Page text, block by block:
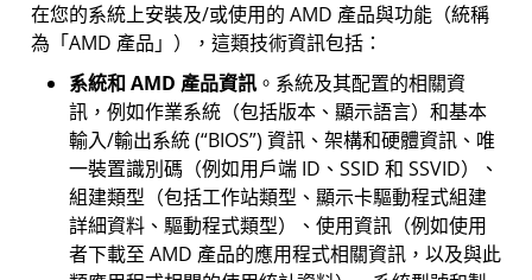
在您的系統上安裝及/或使用的 AMD 產品與功能（統稱
為「AMD 產品」），這類技術資訊包括：
系統和 AMD 產品資訊 。系統及其配置的相關資
訊，例如作業系統（包括版本、顯示語言）和基本
輸入/輸出系統 (“BIOS”) 資訊、架構和硬體資訊、唯
一裝置識別碼（例如用戶端 ID、SSID 和 SSVID）、
組建類型（包括工作站類型、顯示卡驅動程式組建
詳細資料、驅動程式類型）、使用資訊（例如使用
者下載至 AMD 產品的應用程式相關資訊，以及與此